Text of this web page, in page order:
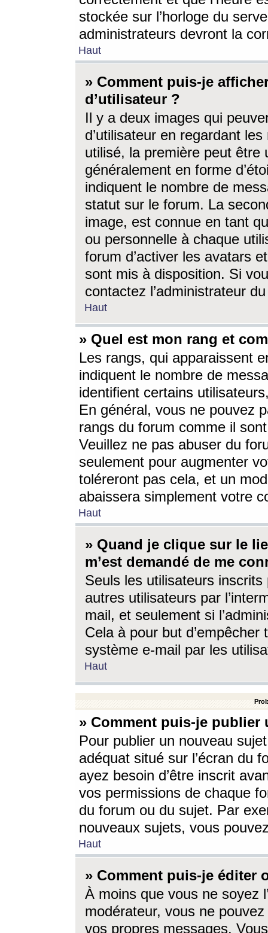
stockée sur l’horloge du
administrateurs devront la
Haut
» Comment puis-je
d’utilisateur ?
Il y a deux images qui
d’utilisateur en regardant
utilisé, la première peut être
généralement en forme
indiquent le nombre de
statut sur le forum. La
image, est connue en tant
ou personnelle à chaque
forum d’activer les avatars
sont mis à disposition. Si
contactez l’administrateur
Haut
» Quel est mon rang et
Les rangs, qui apparaissent
indiquent le nombre de
identifient certains
En général, vous ne pouvez
rangs du forum comme il
Veuillez ne pas abuser du
seulement pour augmenter
toléreront pas cela, et un
abaissera simplement votre
Haut
» Quand je clique sur le
m’est demandé de me
Seuls les utilisateurs
autres utilisateurs par
mail, et seulement si
Cela à pour but
système e-mail par les
Haut
» Comment puis-je
Pour publier un nouveau
adéquat situé sur l’écran du
ayez besoin d’être inscrit
vos permissions de chaque
du forum ou du sujet. Par
nouveaux sujets, vous
Haut
» Comment puis-je éditer
À moins que vous ne soyez
modérateur, vous ne
vos propres messages.